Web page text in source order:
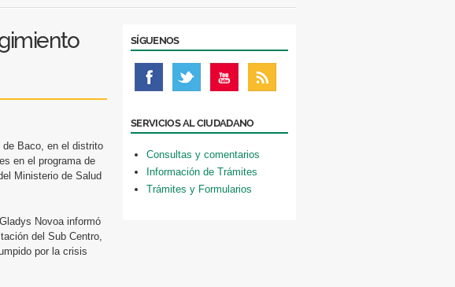
de Baco, en el distrito
en el programa de
Ministerio de Salud
Novoa informó
del Sub Centro,
por la crisis
SÍGUENOS
SERVICIOS AL CIUDADANO
Consultas y comentarios
Información de Trámites
Trámites y Formularios